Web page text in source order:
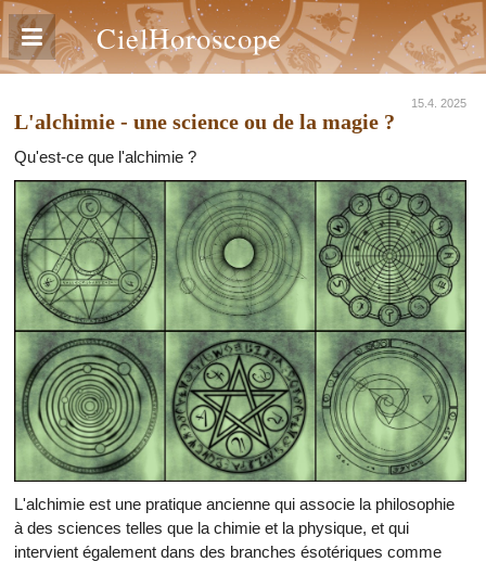
CielHoroscope
15.4. 2025
L'alchimie - une science ou de la magie ?
Qu'est-ce que l'alchimie ?
L'alchimie est une pratique ancienne qui associe la philosophie
à des sciences telles que la chimie et la physique, et qui
intervient également dans des branches ésotériques comme